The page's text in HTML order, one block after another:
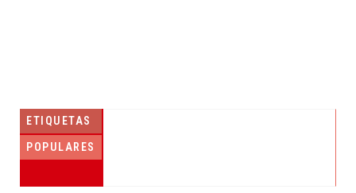
ETIQUETAS
POPULARES